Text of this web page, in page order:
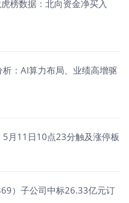
榜数据：北向资金净买入
：AI算力布局、业绩高增驱
月11日10点23分触及涨停板
）子公司中标26.33亿元订